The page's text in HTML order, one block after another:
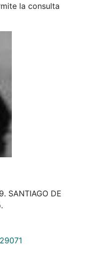
la consulta
SANTIAGO DE